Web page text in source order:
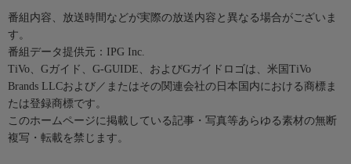
番組内容、放送時間などが実際の放送内容と異なる場合がございま
す。
番組データ提供元：IPG Inc.
TiVo、Gガイド、G-GUIDE、およびGガイドロゴは、米国TiVo
Brands LLCおよび／またはその関連会社の日本国内における商標ま
たは登録商標です。
このホームページに掲載している記事・写真等あらゆる素材の無断
複写・転載を禁じます。